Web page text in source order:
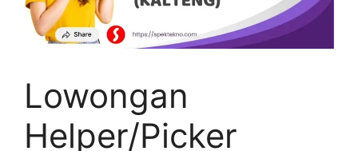
Lowongan
Helper/Picker